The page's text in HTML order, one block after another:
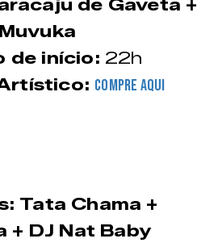
de Gaveta +
Muvuka
de início: 22h
COMPRE AQUI
Tata Chama +
+ DJ Nat Baby